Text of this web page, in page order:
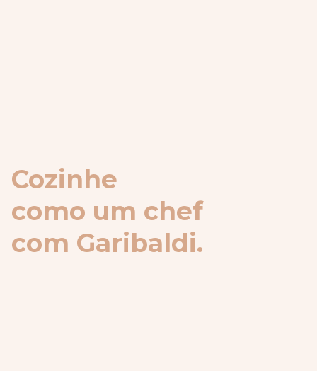
Cozinhe
como um chef
com Garibaldi.